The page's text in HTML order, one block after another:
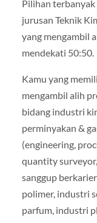
Pilihan
jurusan Teknik
yang mengambil
mendekati 50:50.
Kamu yang
mengambil alih
bidang industri
perminyakan &
(engineering,
quantity
sanggup
polimer, industri
parfum, industri